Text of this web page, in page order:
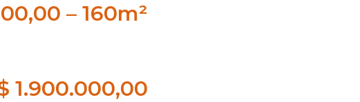
– 160m²
1.900.000,00